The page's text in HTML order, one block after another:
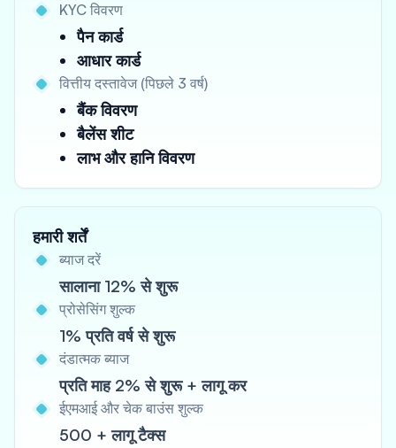
KYC विवरण
पैन कार्ड
आधार कार्ड
वित्तीय दस्तावेज (पिछले 3 वर्ष)
बैंक विवरण
बैलेंस शीट
लाभ और हानि विवरण
हमारी शर्तें
ब्याज दरें
सालाना 12% से शुरू
प्रोसेसिंग शुल्क
1% प्रति वर्ष से शुरू
दंडात्मक ब्याज
प्रति माह 2% से शुरू + लागू कर
ईएमआई और चेक बाउंस शुल्क
500 + लागू टैक्स